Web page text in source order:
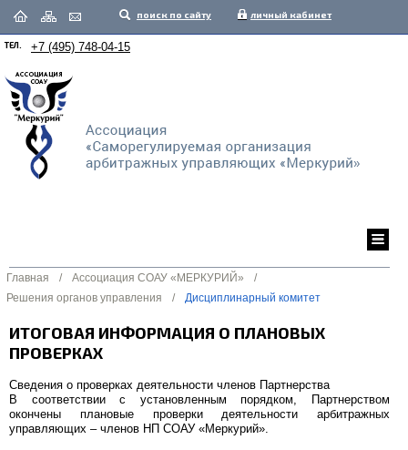
поиск по сайту личный кабинет
ТЕЛ. +7 (495) 748-04-15
Главная / Ассоциация СОАУ «МЕРКУРИЙ»
/
Решения органов управления
/ Дисциплинарный комитет
ИТОГОВАЯ ИНФОРМАЦИЯ О ПЛАНОВЫХ
ПРОВЕРКАХ
Сведения о проверках деятельности членов Партнерства
В соответствии с установленным порядком, Партнерством
окончены плановые проверки деятельности арбитражных
управляющих – членов НП СОАУ «Меркурий».